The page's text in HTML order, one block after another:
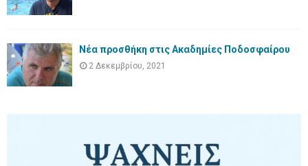
Νέα προσθήκη στις Ακαδημίες Ποδοσφαίρου
2 Δεκεμβρίου, 2021